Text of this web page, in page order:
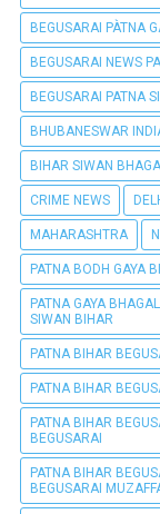
BEGUSARAI PÀTNA
BEGUSARAI NEWS
BEGUSARAI PATNA
BHUBANESWAR
BIHAR SIWAN
CRIME NEWS
MAHARASHTRA
PATNA BODH GAYA
PATNA GAYA
SIWAN BIHAR
PATNA BIHAR
PATNA BIHAR
PATNA BIHAR
BEGUSARAI
PATNA BIHAR
BEGUSARAI